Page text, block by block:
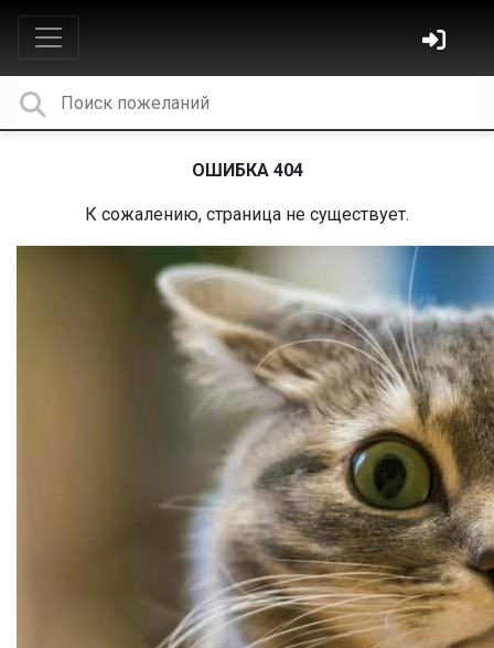
ОШИБКА 404
К сожалению, страница не существует.